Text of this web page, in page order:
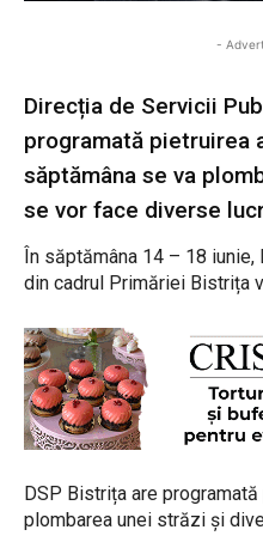
-
Direcția de Servicii
programată pietruirea
săptămâna se va
se vor face diverse
În săptămâna 14 – 18
din cadrul Primăriei Bistrița
DSP Bistrița are
plombarea unei străzi și